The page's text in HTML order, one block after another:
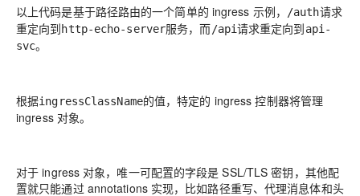
以上代码是基于路径路由的一个简单的 ingress 示例， /auth请求
重定向到http-echo-server服务，而/api请求重定向到api-
svc。
根据ingressClassName的值，特定的 ingress 控制器将管理
ingress 对象。
对于 ingress 对象，唯一可配置的字段是 SSL/TLS 密钥，其他配
置就只能通过 annotations 实现，比如路径重写、代理消息体和头